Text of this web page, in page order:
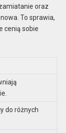
oraz
To sprawia,
cenią sobie
do różnych